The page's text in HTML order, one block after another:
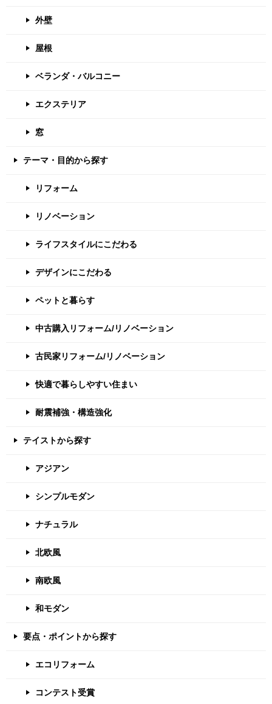
外壁
屋根
ベランダ・バルコニー
エクステリア
窓
テーマ・目的から探す
リフォーム
リノベーション
ライフスタイルにこだわる
デザインにこだわる
ペットと暮らす
中古購入リフォーム/リノベーション
古民家リフォーム/リノベーション
快適で暮らしやすい住まい
耐震補強・構造強化
テイストから探す
アジアン
シンプルモダン
ナチュラル
北欧風
南欧風
和モダン
要点・ポイントから探す
エコリフォーム
コンテスト受賞